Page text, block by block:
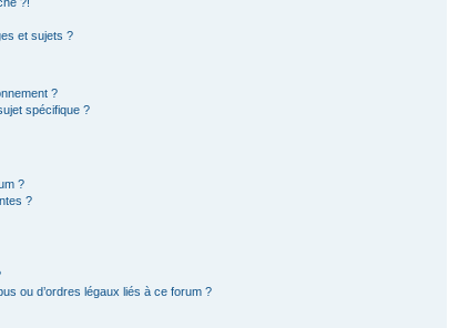
et sujets ?
?
spécifique ?
?
?
ou d’ordres légaux liés à ce forum ?